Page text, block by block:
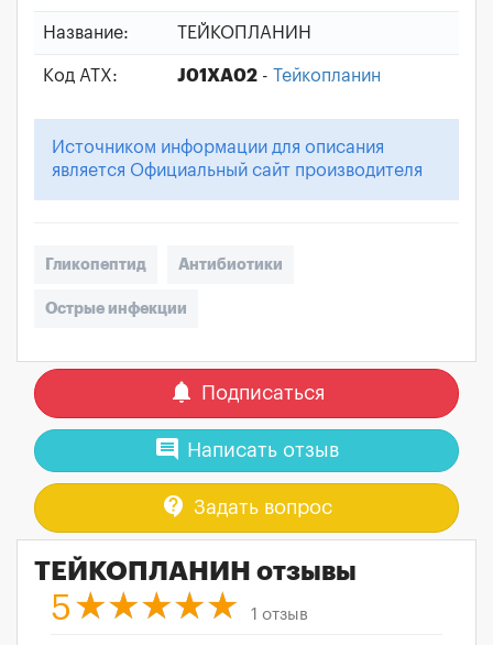
Название: ТЕЙКОПЛАНИН
Код АТХ: J01XA02 - Тейкопланин
Источником информации для описания
является Официальный сайт производителя
Гликопептид Антибиотики
Острые инфекции
notifications Подписаться
comment Написать отзыв
contact_support Задать вопрос
ТЕЙКОПЛАНИН отзывы
5 1 отзыв